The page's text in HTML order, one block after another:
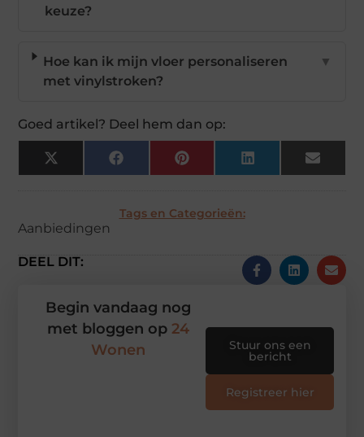
keuze?
Hoe kan ik mijn vloer personaliseren
met vinylstroken?
▼
Goed artikel? Deel hem dan op:
X
(Twitter)
FacebookPinterestLinkedIn Email
Tags en Categorieën:
Aanbiedingen
DEEL DIT:
Begin vandaag nog
met bloggen op 24
Wonen
Stuur ons een
bericht
Registreer hier